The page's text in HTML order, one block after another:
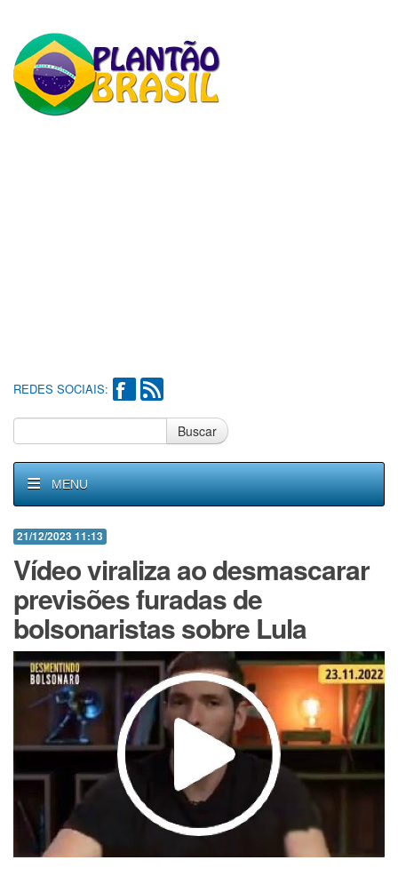
REDES SOCIAIS:
Buscar
MENU
21/12/2023 11:13
Vídeo viraliza ao desmascarar
previsões furadas de
bolsonaristas sobre Lula